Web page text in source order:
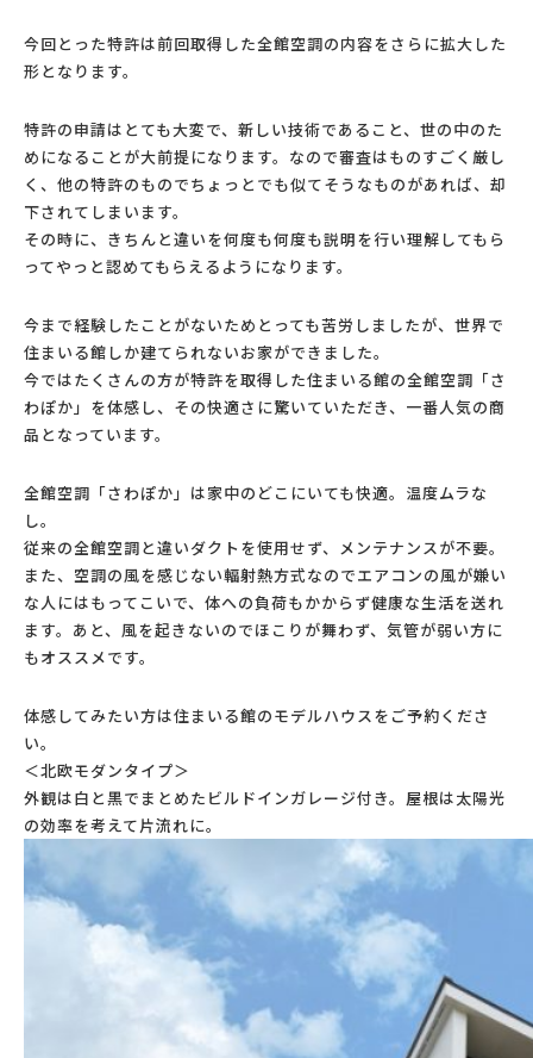
今回とった特許は前回取得した全館空調の内容をさらに拡大した
形となります。
特許の申請はとても大変で、新しい技術であること、世の中のた
めになることが大前提になります。なので審査はものすごく厳し
く、他の特許のものでちょっとでも似てそうなものがあれば、却
下されてしまいます。
その時に、きちんと違いを何度も何度も説明を行い理解してもら
ってやっと認めてもらえるようになります。
今まで経験したことがないためとっても苦労しましたが、世界で
住まいる館しか建てられないお家ができました。
今ではたくさんの方が特許を取得した住まいる館の全館空調「さ
わぽか」を体感し、その快適さに驚いていただき、一番人気の商
品となっています。
全館空調「さわぽか」は家中のどこにいても快適。温度ムラな
し。
従来の全館空調と違いダクトを使用せず、メンテナンスが不要。
また、空調の風を感じない輻射熱方式なのでエアコンの風が嫌い
な人にはもってこいで、体への負荷もかからず健康な生活を送れ
ます。あと、風を起きないのでほこりが舞わず、気管が弱い方に
もオススメです。
体感してみたい方は住まいる館のモデルハウスをご予約くださ
い。
＜北欧モダンタイプ＞
外観は白と黒でまとめたビルドインガレージ付き。屋根は太陽光
の効率を考えて片流れに。